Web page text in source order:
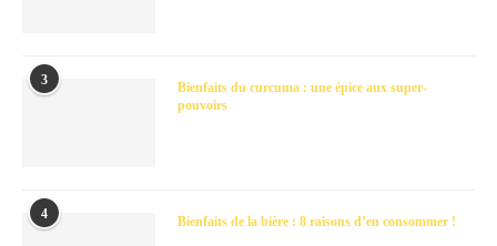
3
Bienfaits du curcuma : une épice aux super-
pouvoirs
4 Bienfaits de la bière : 8 raisons d’en consommer !